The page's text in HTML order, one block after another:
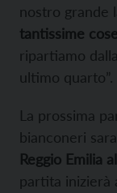
nostro grande
tantissime
ripartiamo
ultimo quarto”.
La prossima
bianconeri
Reggio Emilia
partita inizierà